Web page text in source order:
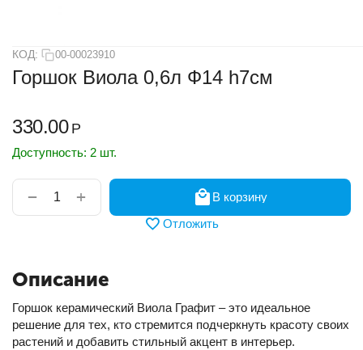
КОД: 00-00023910
Горшок Виола 0,6л Ф14 h7см
330.00 Р
Доступность: 2 шт.
+
−
В корзину
Отложить
Описание
Горшок керамический Виола Графит – это идеальное
решение для тех, кто стремится подчеркнуть красоту своих
растений и добавить стильный акцент в интерьер.